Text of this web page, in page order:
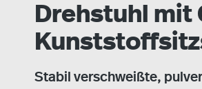
Drehstuhl mit
Stabil verschweißte,